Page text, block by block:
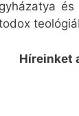
Híreinket